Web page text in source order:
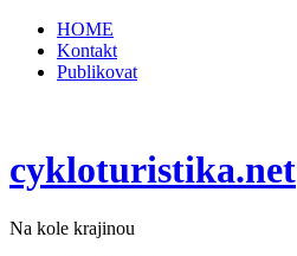
HOME
Kontakt
Publikovat
cykloturistika.net
Na kole krajinou